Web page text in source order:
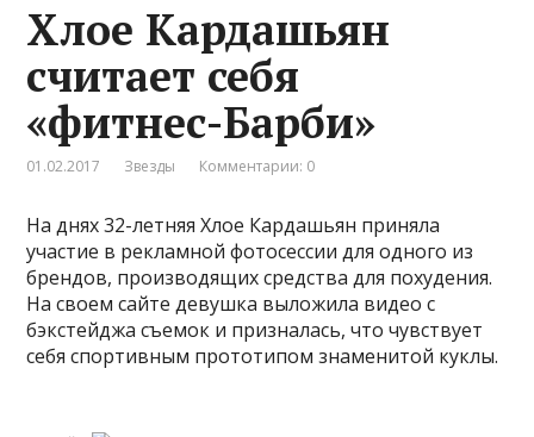
Хлое Кардашьян
считает себя
«фитнес-Барби»
01.02.2017 Звезды Комментарии: 0
На днях 32-летняя Хлое Кардашьян приняла
участие в рекламной фотосессии для одного из
брендов, производящих средства для похудения.
На своем сайте девушка выложила видео с
бэкстейджа съемок и призналась, что чувствует
себя спортивным прототипом знаменитой куклы.